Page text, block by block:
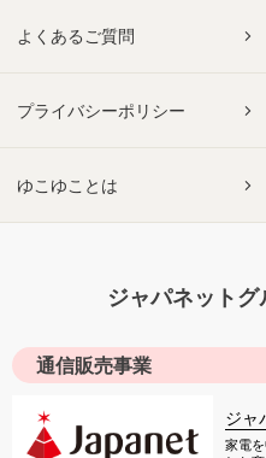
よくあるご質問
プライバシーポリシー
ゆこゆことは
ジャパネットグ
通信販売事業
ジャ
家電